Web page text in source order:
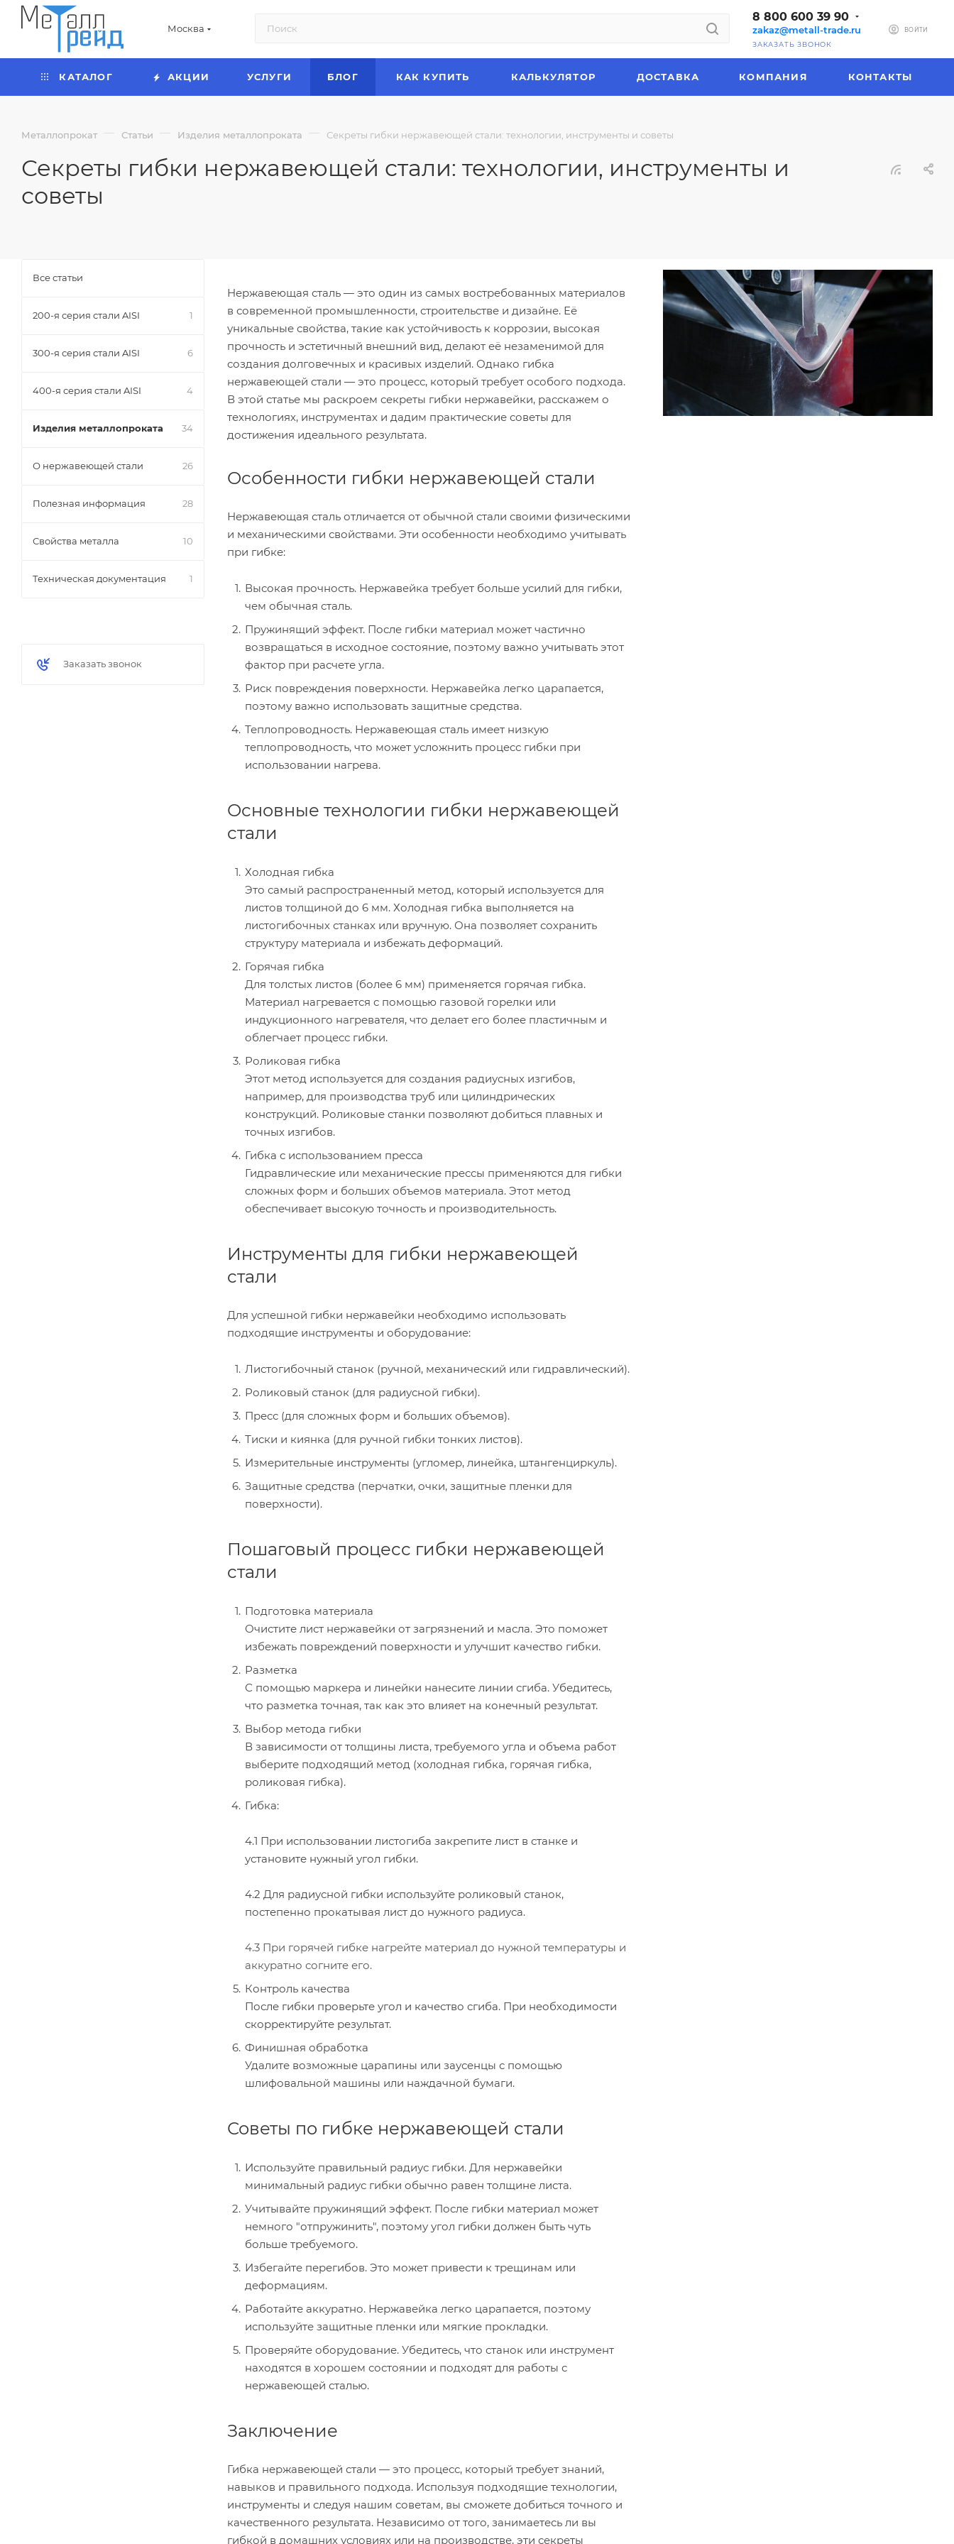
Москва
8 800 600 39 90
zakaz@metall-trade.ru
ЗАКАЗАТЬ ЗВОНОК
ВОЙТИ
КАТАЛОГ АКЦИИ УСЛУГИ БЛОГ КАК КУПИТЬ КАЛЬКУЛЯТОР ДОСТАВКА КОМПАНИЯ КОНТАКТЫ
Металлопрокат — Статьи — Изделия металлопроката — Секреты гибки нержавеющей стали: технологии, инструменты и советы
Секреты гибки нержавеющей стали: технологии, инструменты и
советы
Нержавеющая сталь — это один из самых востребованных материалов
в современной промышленности, строительстве и дизайне. Её
уникальные свойства, такие как устойчивость к коррозии, высокая
прочность и эстетичный внешний вид, делают её незаменимой для
создания долговечных и красивых изделий. Однако гибка
нержавеющей стали — это процесс, который требует особого подхода.
В этой статье мы раскроем секреты гибки нержавейки, расскажем о
технологиях, инструментах и дадим практические советы для
достижения идеального результата.
Особенности гибки нержавеющей стали
Нержавеющая сталь отличается от обычной стали своими физическими
и механическими свойствами. Эти особенности необходимо учитывать
при гибке:
Высокая прочность. Нержавейка требует больше усилий для гибки,
чем обычная сталь.
Пружинящий эффект. После гибки материал может частично
возвращаться в исходное состояние, поэтому важно учитывать этот
фактор при расчете угла.
Риск повреждения поверхности. Нержавейка легко царапается,
поэтому важно использовать защитные средства.
Теплопроводность. Нержавеющая сталь имеет низкую
теплопроводность, что может усложнить процесс гибки при
использовании нагрева.
Основные технологии гибки нержавеющей
стали
Холодная гибка
Это самый распространенный метод, который используется для
листов толщиной до 6 мм. Холодная гибка выполняется на
листогибочных станках или вручную. Она позволяет сохранить
структуру материала и избежать деформаций.
Горячая гибка
Для толстых листов (более 6 мм) применяется горячая гибка.
Материал нагревается с помощью газовой горелки или
индукционного нагревателя, что делает его более пластичным и
облегчает процесс гибки.
Роликовая гибка
Этот метод используется для создания радиусных изгибов,
например, для производства труб или цилиндрических
конструкций. Роликовые станки позволяют добиться плавных и
точных изгибов.
Гибка с использованием пресса
Гидравлические или механические прессы применяются для гибки
сложных форм и больших объемов материала. Этот метод
обеспечивает высокую точность и производительность.
Инструменты для гибки нержавеющей
стали
Для успешной гибки нержавейки необходимо использовать
подходящие инструменты и оборудование:
Листогибочный станок (ручной, механический или гидравлический).
Роликовый станок (для радиусной гибки).
Пресс (для сложных форм и больших объемов).
Тиски и киянка (для ручной гибки тонких листов).
Измерительные инструменты (угломер, линейка, штангенциркуль).
Защитные средства (перчатки, очки, защитные пленки для
поверхности).
Пошаговый процесс гибки нержавеющей
стали
Подготовка материала
Очистите лист нержавейки от загрязнений и масла. Это поможет
избежать повреждений поверхности и улучшит качество гибки.
Разметка
С помощью маркера и линейки нанесите линии сгиба. Убедитесь,
что разметка точная, так как это влияет на конечный результат.
Выбор метода гибки
В зависимости от толщины листа, требуемого угла и объема работ
выберите подходящий метод (холодная гибка, горячая гибка,
роликовая гибка).
Гибка:
4.1 При использовании листогиба закрепите лист в станке и
установите нужный угол гибки.
4.2 Для радиусной гибки используйте роликовый станок,
постепенно прокатывая лист до нужного радиуса.
4.3 При горячей гибке нагрейте материал до нужной температуры и
аккуратно согните его.
Контроль качества
После гибки проверьте угол и качество сгиба. При необходимости
скорректируйте результат.
Финишная обработка
Удалите возможные царапины или заусенцы с помощью
шлифовальной машины или наждачной бумаги.
Советы по гибке нержавеющей стали
Используйте правильный радиус гибки. Для нержавейки
минимальный радиус гибки обычно равен толщине листа.
Учитывайте пружинящий эффект. После гибки материал может
немного "отпружинить", поэтому угол гибки должен быть чуть
больше требуемого.
Избегайте перегибов. Это может привести к трещинам или
деформациям.
Работайте аккуратно. Нержавейка легко царапается, поэтому
используйте защитные пленки или мягкие прокладки.
Проверяйте оборудование. Убедитесь, что станок или инструмент
находятся в хорошем состоянии и подходят для работы с
нержавеющей сталью.
Заключение
Гибка нержавеющей стали — это процесс, который требует знаний,
навыков и правильного подхода. Используя подходящие технологии,
инструменты и следуя нашим советам, вы сможете добиться точного и
качественного результата. Независимо от того, занимаетесь ли вы
гибкой в домашних условиях или на производстве, эти секреты
Все статьи
200-я серия стали AISI 1
300-я серия стали AISI 6
400-я серия стали AISI 4
Изделия металлопроката 34
О нержавеющей стали 26
Полезная информация 28
Свойства металла 10
Техническая документация 1
Заказать звонок